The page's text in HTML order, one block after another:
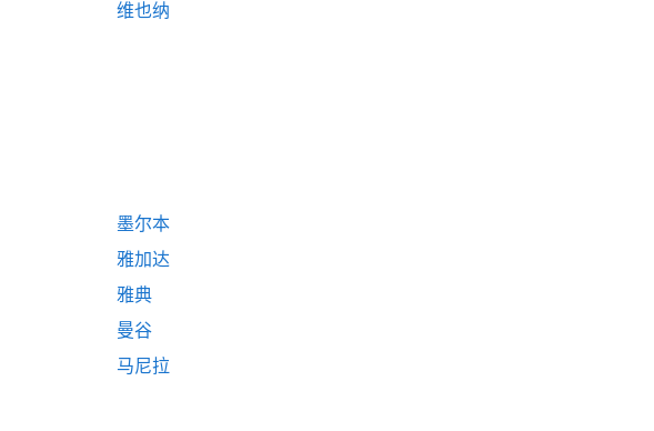
维也纳
墨尔本
雅加达
雅典
曼谷
马尼拉